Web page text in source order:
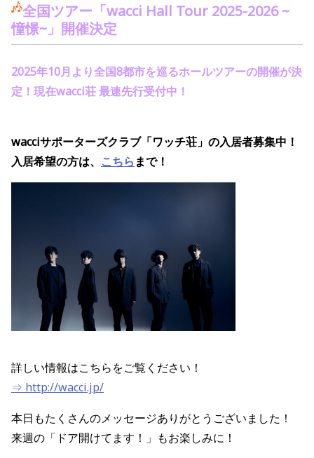
全国ツアー「wacci Hall Tour 2025-2026 ~
憧憬~ 」開催決定
2025年10月より全国8都市を巡るホールツアーの開催が決
定！ 現在wacci荘 最速先行受付中！
wacciサポーターズクラブ「ワッチ荘」の入居者募集中 ！
入居希望の方は、 こちら まで！
詳しい情報はこちらをご覧ください！
⇒ http://wacci.jp/
本日もたくさんのメッセージありがとうございました！
来週の「ドア開けてます！」もお楽しみに！